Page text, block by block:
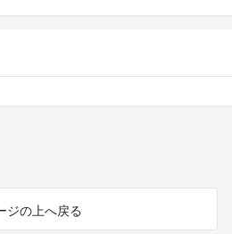
ジの上へ戻る